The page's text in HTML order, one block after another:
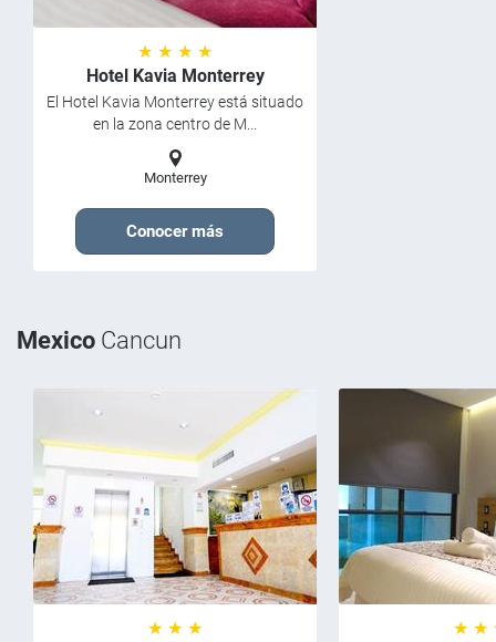
★ ★ ★ ★
Hotel Kavia Monterrey
El Hotel Kavia Monterrey está situado
en la zona centro de M...
Monterrey
Conocer más
Mexico Cancun
★ ★ ★ ★ ★